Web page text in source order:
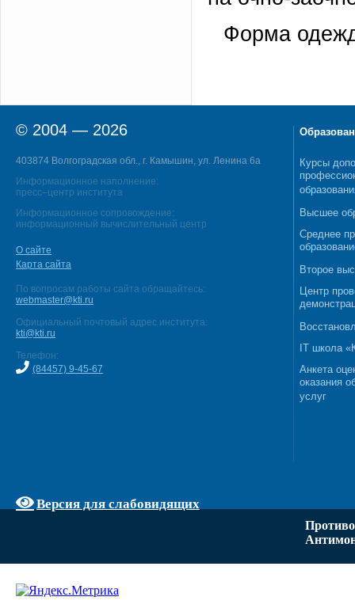
Форма
© 2004 — 2026
403874 Волгоградская обл., г. Камышин, ул. Ленина 6а
Информационное наполнение:
пресс–центр института
Информационное сопровождение:
информационный вычислительный центр
О сайте
Карта сайта
По вопросам работы сайта обращайтесь:
webmaster@kti.ru
Официальный почтовый адрес института:
kti@kti.ru
Телефон:
(84457) 9-45-67
Версия для слабовидящих
Курсы
Высшее
Среднее
Второе
Центр
IT школа
Анкета
оказания
услуг